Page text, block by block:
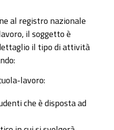
al registro nazionale
il soggetto è
il tipo di attività
lavoro:
che è disposta ad